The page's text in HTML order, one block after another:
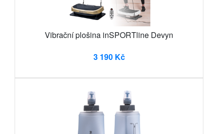
Vibrační plošina inSPORTline Devyn
3 190 Kč